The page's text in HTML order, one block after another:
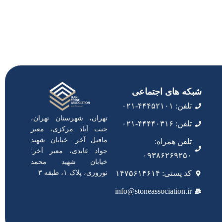
شبکه های اجتماعی
تلفن: ۴۴۴۵۲۱۰۱-۰۲۱
تلفن: ۴۴۴۴۰۳۱۶-۰۲۱
تلفن همراه:
۰۹۳۸۶۲۶۹۲۵۰
کد پستی: ۱۴۷۵۶۱۴۶۱۴
info@stoneassociation.ir
تهران، شهرستان تهران،
جنت آباد مرکزی، معبر
ماقبل آخر: خیابان شهید
جواد عابدی، معبر آخر:
خیابان شهید محمد
نوروزی، پلاک ۱، طبقه ۳